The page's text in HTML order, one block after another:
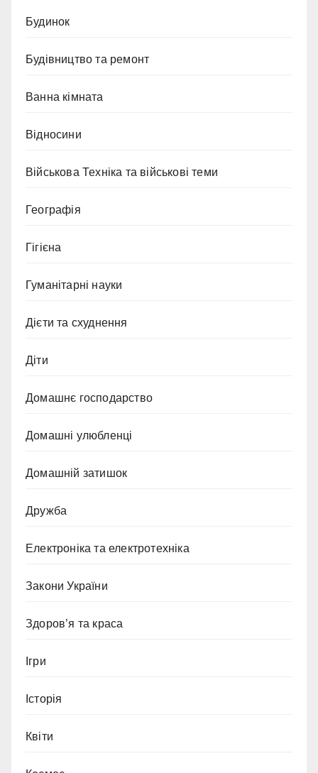
Будинок
Будівництво та ремонт
Ванна кімната
Відносини
Військова Техніка та військові теми
Географія
Гігієна
Гуманітарні науки
Дієти та схуднення
Діти
Домашнє господарство
Домашні улюбленці
Домашній затишок
Дружба
Електроніка та електротехніка
Закони України
Здоров’я та краса
Ігри
Історія
Квіти